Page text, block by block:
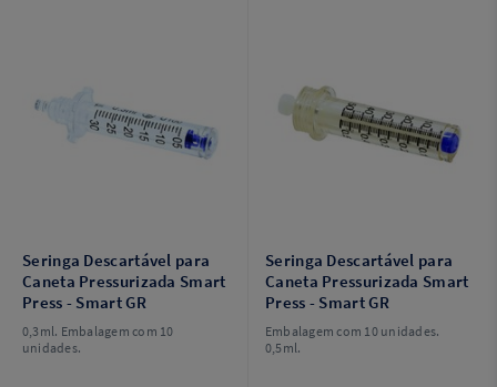
Seringa Descartável para
Caneta Pressurizada Smart
Press - Smart GR
0,3ml. Embalagem com 10
unidades.
Seringa Descartável para
Caneta Pressurizada Smart
Press - Smart GR
Embalagem com 10 unidades.
0,5ml.